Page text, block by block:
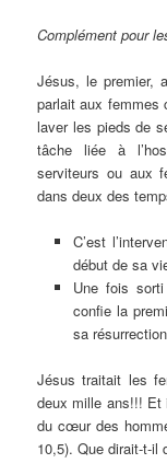
Complément pour
Jésus, le premier,
parlait aux femmes
laver les pieds de
tâche liée à
serviteurs ou aux
dans deux des
C’est
début de sa
Une fois sorti
confie la
sa
Jésus traitait les
deux mille ans!!! Et
du cœur des
10,5). Que dirait-t-il